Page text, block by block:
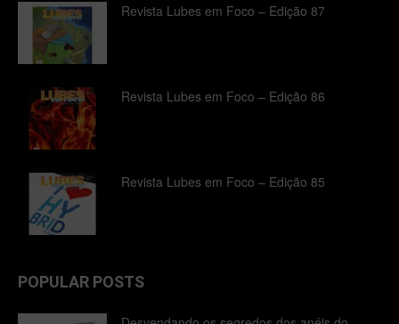
Revista Lubes em Foco – Edição 87
Revista Lubes em Foco – Edição 86
Revista Lubes em Foco – Edição 85
POPULAR POSTS